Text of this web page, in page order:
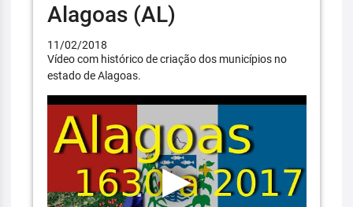
Alagoas (AL)
11/02/2018
Vídeo com histórico de criação dos municípios no
estado de Alagoas.